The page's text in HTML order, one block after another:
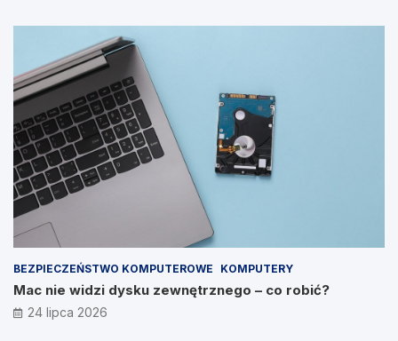
BEZPIECZEŃSTWO KOMPUTEROWE KOMPUTERY
Mac nie widzi dysku zewnętrznego – co robić?
24 lipca 2026